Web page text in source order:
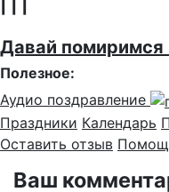
Давай
Полезное:
Аудио поздравление
Праздники Календарь
Оставить отзыв
Ваш